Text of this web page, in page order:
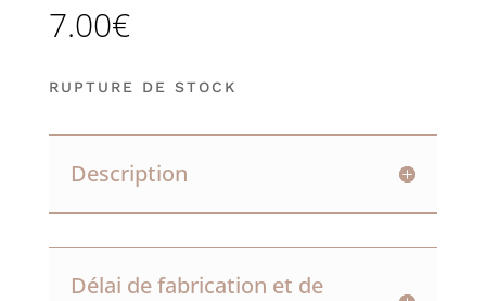
7.00€
RUPTURE DE STOCK
Description
Délai de fabrication et de